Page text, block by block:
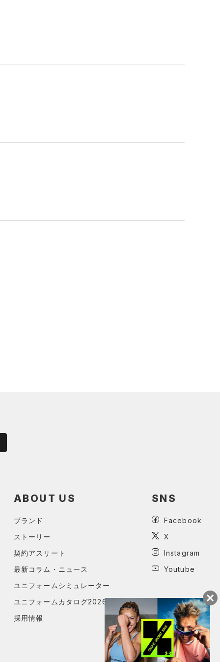
ABOUT US
ブランド
ストーリー
契約アスリート
最新コラム・ニュース
ユニフォームシミュレーター
ユニフォームカタログ2026
採用情報
SNS
Facebook
X
Instagram
Youtube